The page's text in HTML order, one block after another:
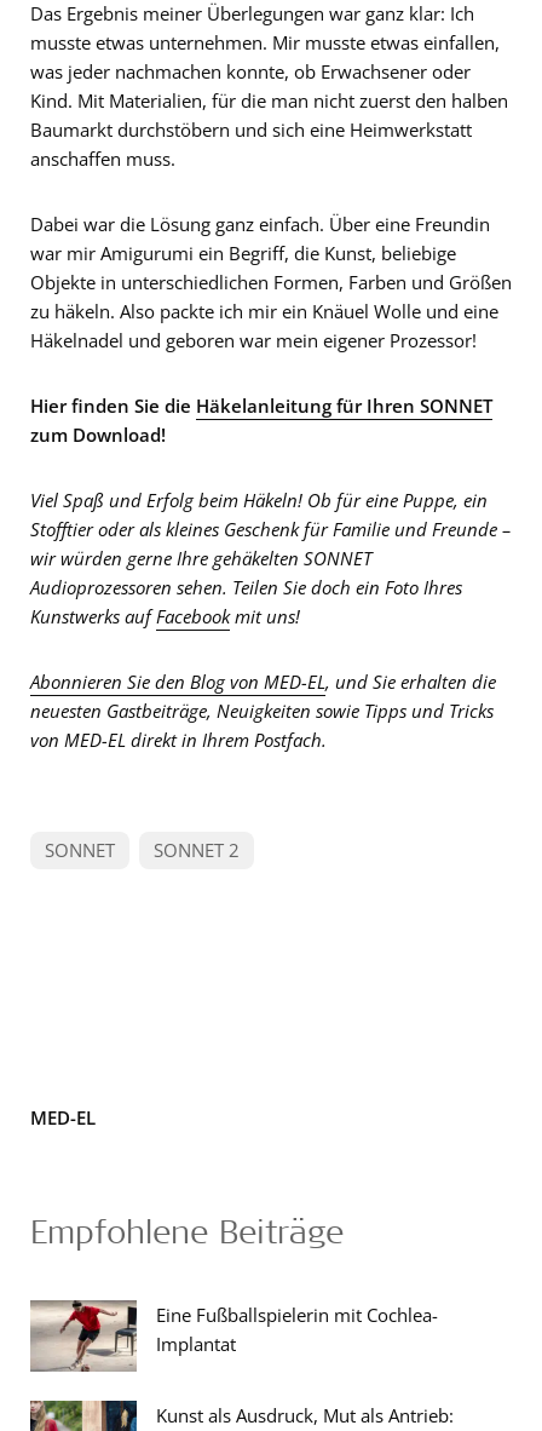
Das Ergebnis meiner Überlegungen war ganz klar: Ich
musste etwas unternehmen. Mir musste etwas einfallen,
was jeder nachmachen konnte, ob Erwachsener oder
Kind. Mit Materialien, für die man nicht zuerst den halben
Baumarkt durchstöbern und sich eine Heimwerkstatt
anschaffen muss.
Dabei war die Lösung ganz einfach. Über eine Freundin
war mir Amigurumi ein Begriff, die Kunst, beliebige
Objekte in unterschiedlichen Formen, Farben und Größen
zu häkeln. Also packte ich mir ein Knäuel Wolle und eine
Häkelnadel und geboren war mein eigener Prozessor!
Hier finden Sie die Häkelanleitung für Ihren SONNET
zum Download!
Viel Spaß und Erfolg beim Häkeln! Ob für eine Puppe, ein
Stofftier oder als kleines Geschenk für Familie und Freunde –
wir würden gerne Ihre gehäkelten SONNET
Audioprozessoren sehen. Teilen Sie doch ein Foto Ihres
Kunstwerks aufFacebookmit uns!
Abonnieren Sie den Blog von MED-EL, und Sie erhalten die
neuesten Gastbeiträge, Neuigkeiten sowie Tipps und Tricks
von MED-EL direkt in Ihrem Postfach.
SONNET SONNET 2
MED-EL
Empfohlene Beiträge
Eine Fußballspielerin mit Cochlea-
Implantat
Kunst als Ausdruck, Mut als Antrieb: